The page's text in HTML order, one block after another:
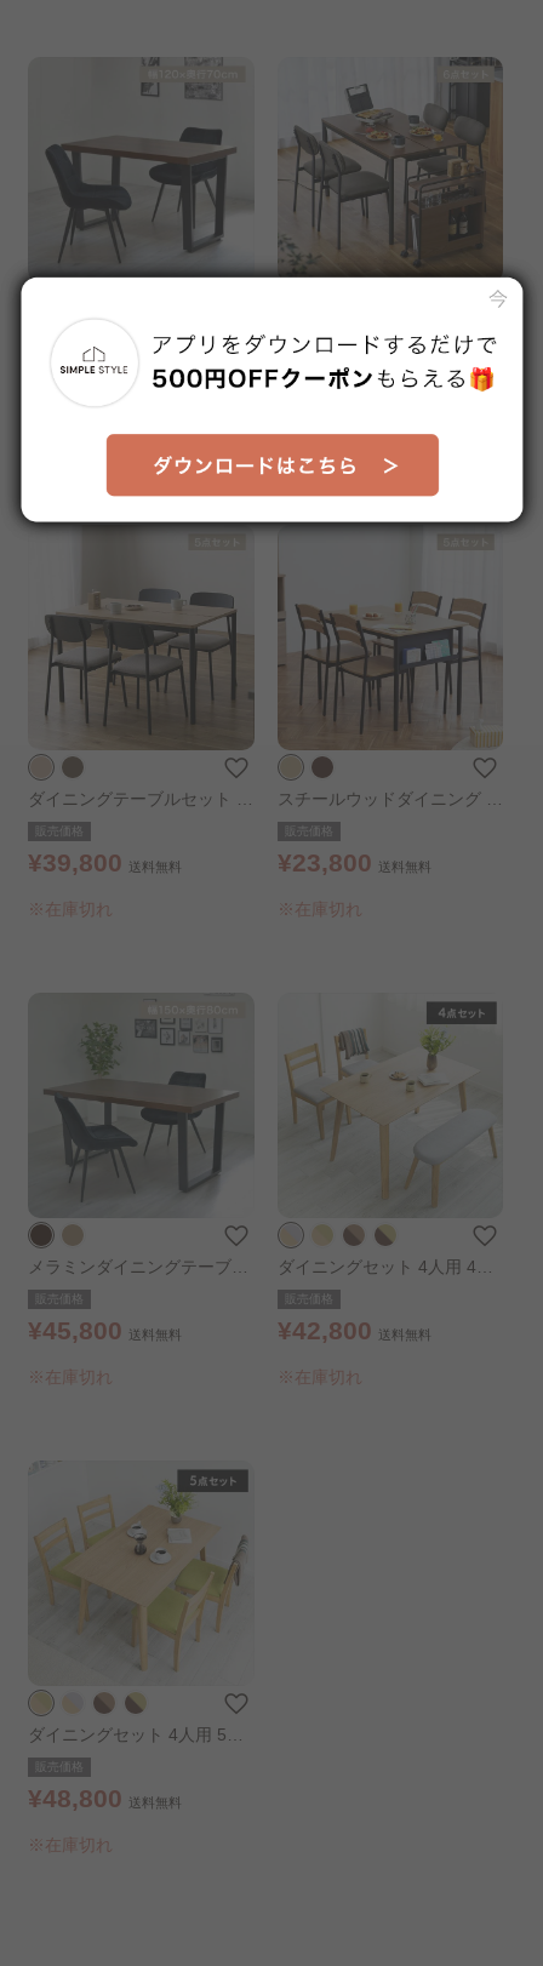
メラミンダイニングテーブル
幅120㎝ ブラウン
販売価格
¥29,800
1ヶ月以内に発送予定
ダイニングテーブルセット ワ
ゴン付き DTS-WGSL ウォー
ルナット
¥47,800
※在庫切れ
ダイニングテーブルセット D
TS-SL ナチュラル
販売価格
¥39,800 送料無料
※在庫切れ
スチールウッドダイニング 5
点セット SWD-1100 ナチュ
ラル/ブラック
販売価格
¥23,800 送料無料
※在庫切れ
メラミンダイニングテーブル
幅150㎝ ブラウン
販売価格
¥45,800 送料無料
※在庫切れ
ダイニングセット 4人用 4点
セット オーク×グレー
販売価格
¥42,800 送料無料
※在庫切れ
ダイニングセット 4人用 5点
セット オーク×グリーン
販売価格
¥48,800 送料無料
※在庫切れ